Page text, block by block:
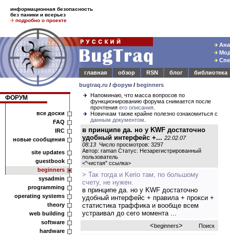
информационная безопасность
без паники и всерьез
подробно о проекте
главная
обзор RSN блог
библиотека
bugtraq.ru / форум / beginners
ФОРУМ
все доски
FAQ
IRC
новые сообщения
site updates
guestbook
beginners
sysadmin
programming
operating systems
theory
web building
software
hardware
Напоминаю, что масса вопросов по
функционированию форума снимается после
прочтения его описания
Новичкам также крайне полезно ознакомиться с
данным документом
в принципе да. но у KWF достаточно
удобный интерфейс +... 22.02.07
08:13 Число просмотров: 3297
Автор: raman Статус: Незарегистрированный
пользователь
<"чистая" ссылка>
> Так тогда и Kerio там, по большому
счету, не нужен.
в принципе да. но у KWF достаточно
удобный интерфейс + правила + прокси +
статистика траффика и вообще всем
устраивал до сего момента ...
<beginners> Поиск